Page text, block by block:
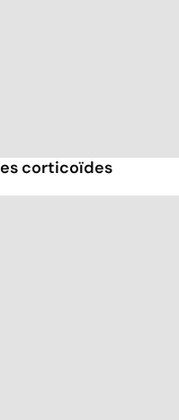
corticoïdes